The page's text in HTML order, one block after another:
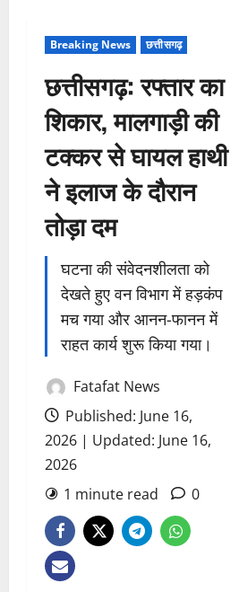
Breaking News छत्तीसगढ़
छत्तीसगढ़: रफ्तार का
शिकार, मालगाड़ी की
टक्कर से घायल हाथी
ने इलाज के दौरान
तोड़ा दम
घटना की संवेदनशीलता को
देखते हुए वन विभाग में हड़कंप
मच गया और आनन-फानन में
राहत कार्य शुरू किया गया।
Fatafat News
Published: June 16,
2026 | Updated: June 16,
2026
1 minute read
0